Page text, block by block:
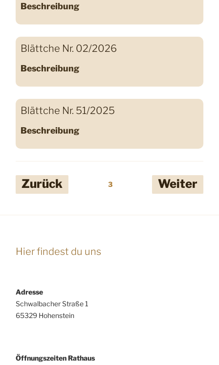
Beschreibung
Blättche Nr. 02/2026
Beschreibung
Blättche Nr. 51/2025
Beschreibung
Seitennummerierung
Zurück 3 Weiter
Hier findest du uns
Adresse
Schwalbacher Straße 1
65329 Hohenstein
Öffnungszeiten Rathaus